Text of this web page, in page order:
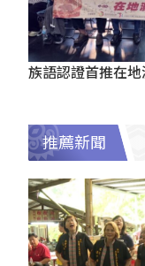
族語認證首推在
推薦新聞